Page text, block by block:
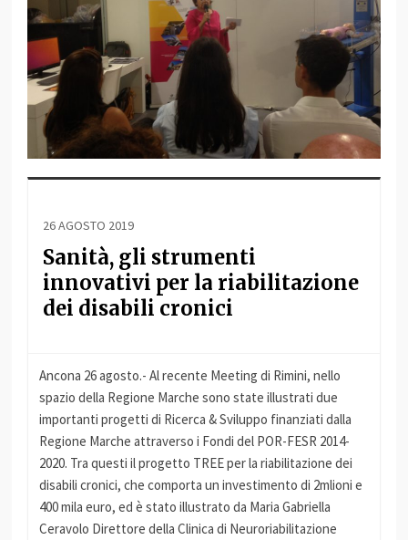
26 AGOSTO 2019
Sanità, gli strumenti
innovativi per la riabilitazione
dei disabili cronici
Ancona 26 agosto.- Al recente Meeting di Rimini, nello
spazio della Regione Marche sono state illustrati due
importanti progetti di Ricerca & Sviluppo finanziati dalla
Regione Marche attraverso i Fondi del POR-FESR 2014-
2020. Tra questi il progetto TREE per la riabilitazione dei
disabili cronici, che comporta un investimento di 2mlioni e
400 mila euro, ed è stato illustrato da Maria Gabriella
Ceravolo Direttore della Clinica di Neuroriabilitazione